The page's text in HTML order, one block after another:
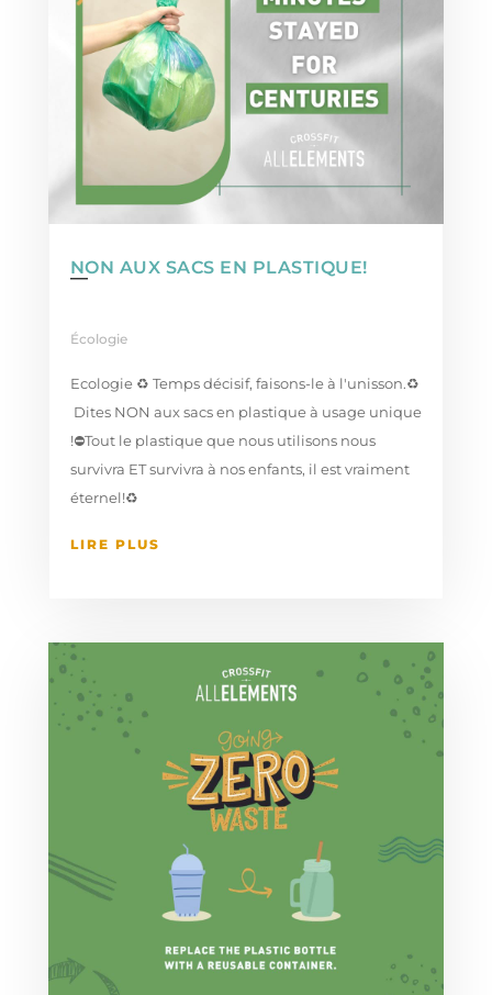
NON AUX SACS EN PLASTIQUE!
Écologie
Ecologie ♻️ Temps décisif, faisons-le à l'unisson.⁠♻️⁠
Dites NON aux sacs en plastique à usage unique
!⛔⁠⁠Tout le plastique que nous utilisons nous
survivra ET survivra à nos enfants, il est vraiment
éternel!♻️⁠
LIRE PLUS